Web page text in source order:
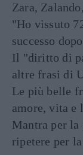
Zara,
"Ho vissuto
successo
Il "diritto di
altre frasi di
Le più belle
amore, vita e
Mantra per
ripetere per